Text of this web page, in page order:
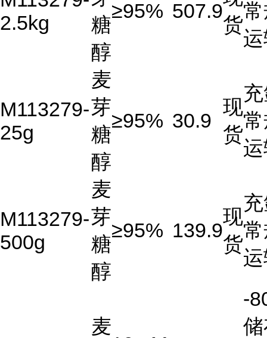
2.5kg
糖
醇
≥95% 507.9
货
M113279-
25g
麦
芽
糖
醇
≥95% 30.9
现
货
M113279-
500g
麦
芽
糖
醇
≥95% 139.9
现
货
麦
-